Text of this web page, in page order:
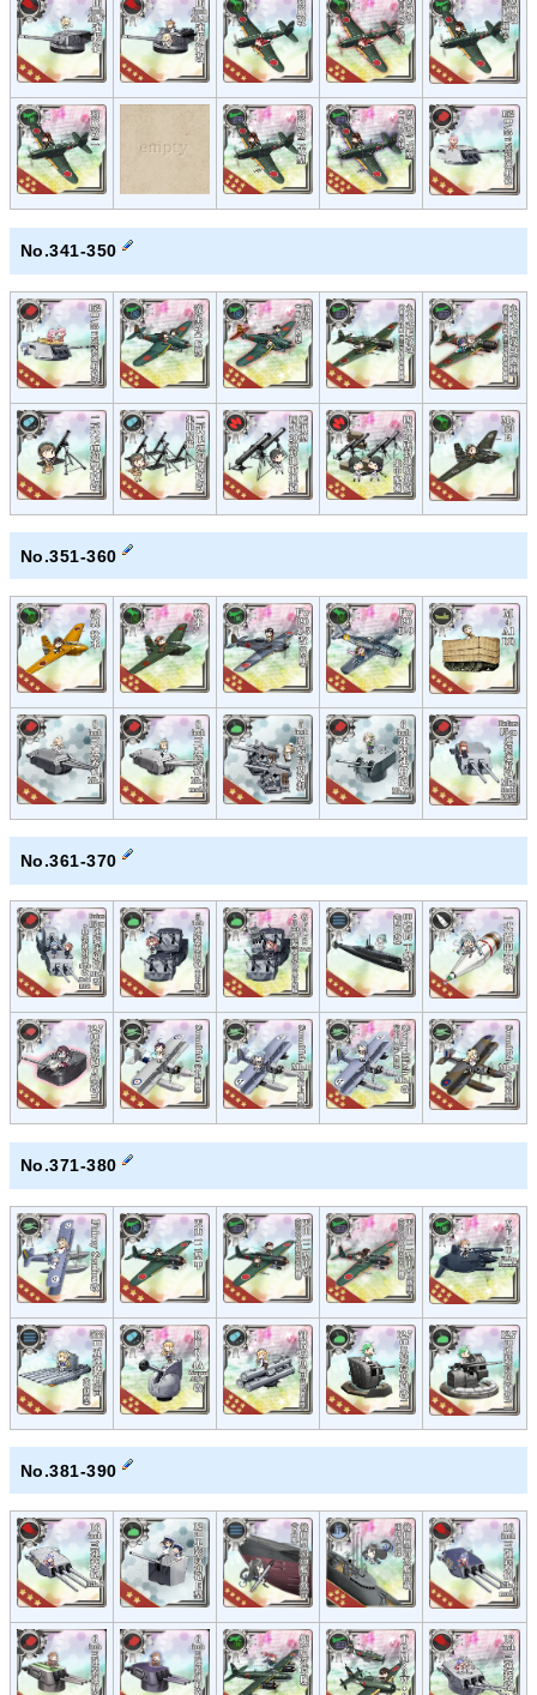
No.341-350
No.351-360
No.361-370
No.371-380
No.381-390